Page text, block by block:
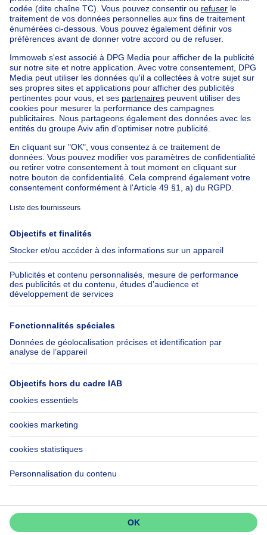
Chateau à vendre Bruxelles-Quartier Louise
Immeuble à appartements à vendre
Maison Bel-étage à vendre
Bien exceptionnel à vendre
Ferme à vendre
Bungalow à vendre
Chalet à vendre
Château à vendre
Maison de campagne à vendre
Immeuble mixte à vendre
Autres biens à vendre
Manoir à vendre
Nos maisons hors de la Belgique
Maison à vendre France
Maison à vendre Espagne
Maison à vendre Italie
Maison à vendre Luxembourg
Maison à vendre Pays-bas
À propos
Immoweb
Presse
Emplois
Groupe Axel Springer
SeLoger.com
Immowelt.de
Outils
Belfius
Assurances
Check-list déménagement
Aide
FAQ
Accessibilité
Contactez-nous
Suivez-nous
LinkedIn
Immoweb SA © 2026 - Tous droits réservés
Conditions d'utilisation Gestion des cookies
Vie privée
Règles de fonctionnement et de classement
3044 -